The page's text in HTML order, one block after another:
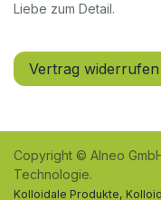
Liebe zum Detail.
Vertrag widerrufen
Copyright © Alneo
Technologie.
Kolloidale Produkte,